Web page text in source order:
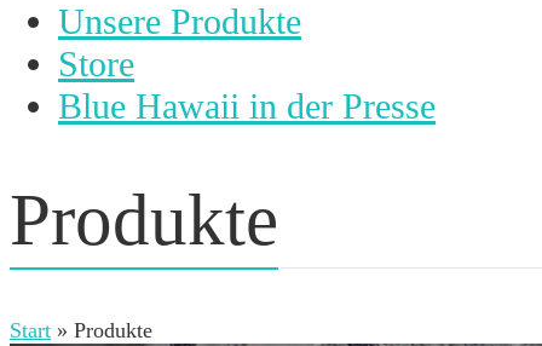
Unsere Produkte
Store
Blue Hawaii in der Presse
Produkte
Start » Produkte